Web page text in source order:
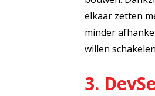
elkaar zetten
minder
willen
3.